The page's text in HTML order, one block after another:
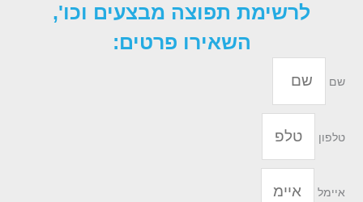
לרשימת תפוצה מבצעים וכו',
השאירו פרטים:
שם
טלפון
איימל